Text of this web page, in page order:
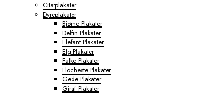
Citatplakater
Dyreplakater
Bjørne Plakater
Delfin Plakater
Elefant Plakater
Elg Plakater
Falke Plakater
Flodheste Plakater
Gede Plakater
Giraf Plakater